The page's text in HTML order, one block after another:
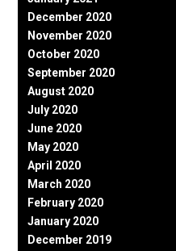
December 2020
November 2020
October 2020
September 2020
August 2020
July 2020
June 2020
May 2020
April 2020
March 2020
February 2020
January 2020
December 2019